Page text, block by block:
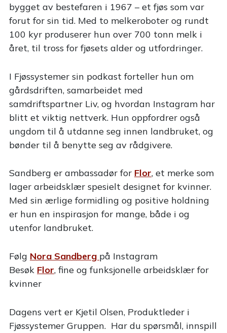
bygget av bestefaren i 1967 – et fjøs som var
forut for sin tid. Med to melkeroboter og rundt
100 kyr produserer hun over 700 tonn melk i
året, til tross for fjøsets alder og utfordringer.
I Fjøssystemer sin podkast forteller hun om
gårdsdriften, samarbeidet med
samdriftspartner Liv, og hvordan Instagram har
blitt et viktig nettverk. Hun oppfordrer også
ungdom til å utdanne seg innen landbruket, og
bønder til å benytte seg av rådgivere.
Sandberg er ambassadør for Flor, et merke som
lager arbeidsklær spesielt designet for kvinner.
Med sin ærlige formidling og positive holdning
er hun en inspirasjon for mange, både i og
utenfor landbruket.
Følg Nora Sandberg på Instagram
Besøk Flor, fine og funksjonelle arbeidsklær for
kvinner
Dagens vert er Kjetil Olsen, Produktleder i
Fjøssystemer Gruppen. Har du spørsmål, innspill